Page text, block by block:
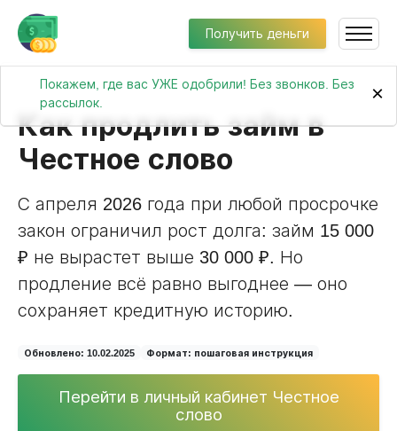
Получить деньги
Покажем, где вас УЖЕ одобрили! Без звонков. Без
рассылок.
×
Как продлить займ в
Честное слово
С апреля 2026 года при любой просрочке
закон ограничил рост долга: займ 15 000
₽ не вырастет выше 30 000 ₽. Но
продление всё равно выгоднее — оно
сохраняет кредитную историю.
Обновлено: 10.02.2025 Формат: пошаговая инструкция
Перейти в личный кабинет Честное
слово